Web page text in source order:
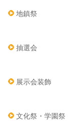
地鎮祭
抽選会
展示会装飾
文化祭・学園祭